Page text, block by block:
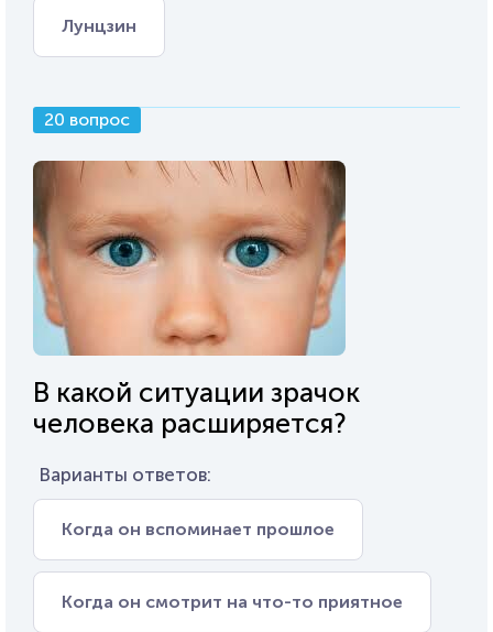
Лунцзин
20 вопрос
В какой ситуации зрачок
человека расширяется?
Варианты ответов:
Когда он вспоминает прошлое
Когда он смотрит на что-то приятное